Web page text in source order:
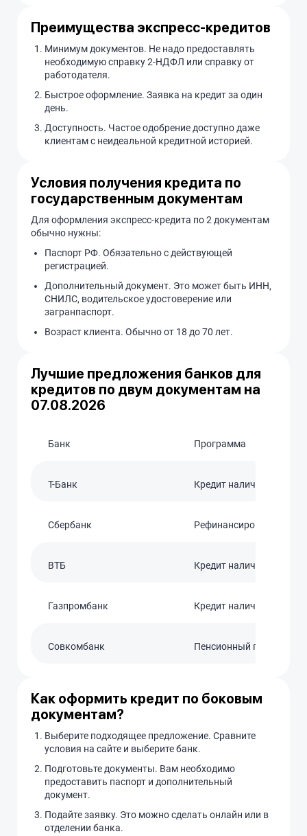
Преимущества экспресс-кредитов
Минимум документов. Не надо предоставлять
необходимую справку 2-НДФЛ или справку от
работодателя.
Быстрое оформление. Заявка на кредит за один
день.
Доступность. Частое одобрение доступно даже
клиентам с неидеальной кредитной историей.
Условия получения кредита по
государственным документам
Для оформления экспресс-кредита по 2 документам
обычно нужны:
Паспорт РФ. Обязательно с действующей
регистрацией.
Дополнительный документ. Это может быть ИНН,
СНИЛС, водительское удостоверение или
загранпаспорт.
Возраст клиента. Обычно от 18 до 70 лет.
Лучшие предложения банков для
кредитов по двум документам на
07.08.2026
Банк Программа
T-Банк Кредит наличными
Сбербанк Рефинансирование
ВТБ Кредит наличными
Газпромбанк Кредит наличными
Совкомбанк Пенсионный плюс
Как оформить кредит по боковым
документам?
Выберите подходящее предложение. Сравните
условия на сайте и выберите банк.
Подготовьте документы. Вам необходимо
предоставить паспорт и дополнительный
документ.
Подайте заявку. Это можно сделать онлайн или в
отделении банка.